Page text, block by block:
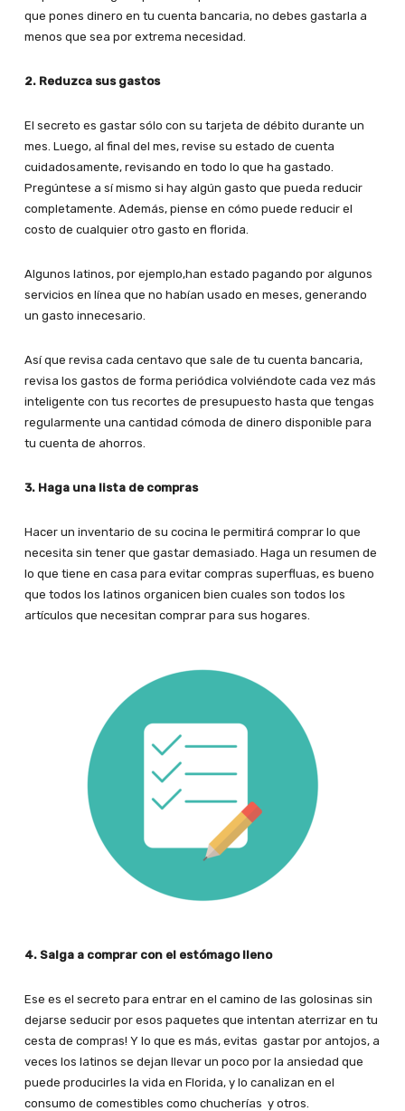
que pones dinero en tu cuenta bancaria, no debes gastarla a
menos que sea por extrema necesidad.
2. Reduzca sus gastos
El secreto es gastar sólo con su tarjeta de débito durante un
mes. Luego, al final del mes, revise su estado de cuenta
cuidadosamente, revisando en todo lo que ha gastado.
Pregúntese a sí mismo si hay algún gasto que pueda reducir
completamente. Además, piense en cómo puede reducir el
costo de cualquier otro gasto en florida.
Algunos latinos, por ejemplo,han estado pagando por algunos
servicios en línea que no habían usado en meses, generando
un gasto innecesario.
Así que revisa cada centavo que sale de tu cuenta bancaria,
revisa los gastos de forma periódica volviéndote cada vez más
inteligente con tus recortes de presupuesto hasta que tengas
regularmente una cantidad cómoda de dinero disponible para
tu cuenta de ahorros.
3. Haga una lista de compras
Hacer un inventario de su cocina le permitirá comprar lo que
necesita sin tener que gastar demasiado. Haga un resumen de
lo que tiene en casa para evitar compras superfluas, es bueno
que todos los latinos organicen bien cuales son todos los
artículos que necesitan comprar para sus hogares.
4. Salga a comprar con el estómago lleno
Ese es el secreto para entrar en el camino de las golosinas sin
dejarse seducir por esos paquetes que intentan aterrizar en tu
cesta de compras! Y lo que es más, evitas gastar por antojos, a
veces los latinos se dejan llevar un poco por la ansiedad que
puede producirles la vida en Florida, y lo canalizan en el
consumo de comestibles como chucherías y otros.